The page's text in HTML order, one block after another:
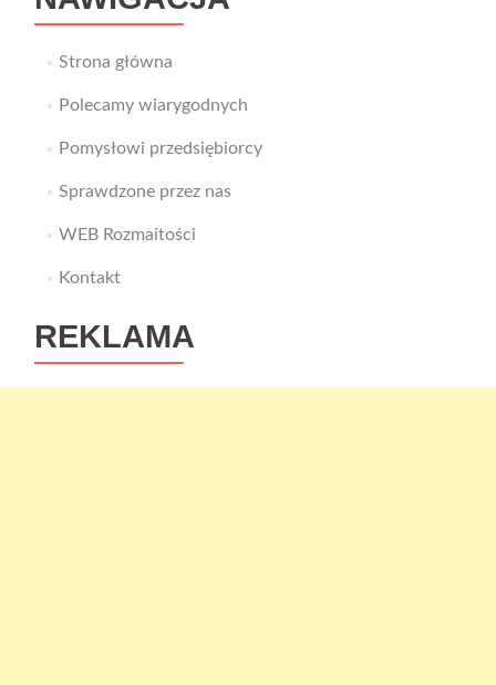
Strona główna
Polecamy wiarygodnych
Pomysłowi przedsiębiorcy
Sprawdzone przez nas
WEB Rozmaitości
Kontakt
REKLAMA